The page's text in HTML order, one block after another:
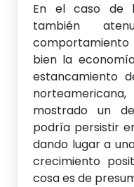
En el caso de
también
comportamiento
bien la
estancamiento
mostrado un
podría persistir
dando lugar a
crecimiento
cosa es de